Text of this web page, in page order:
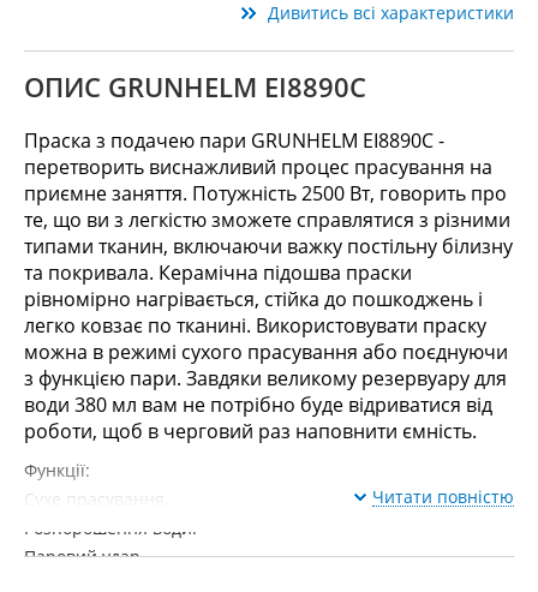
Дивитись всі характеристики
ОПИС GRUNHELM EI8890C
Праска з подачею пари GRUNHELM EI8890C -
перетворить виснажливий процес прасування на
приємне заняття. Потужність 2500 Вт, говорить про
те, що ви з легкістю зможете справлятися з різними
типами тканин, включаючи важку постільну білизну
та покривала. Керамічна підошва праски
рівномірно нагрівається, стійка до пошкоджень і
легко ковзає по тканині. Використовувати праску
можна в режимі сухого прасування або поєднуючи
з функцією пари. Завдяки великому резервуару для
води 380 мл вам не потрібно буде відриватися від
роботи, щоб в черговий раз наповнити ємність.
Функції:
Сухе прасування.
Розпорошення води.
Паровий удар.
Читати повністю